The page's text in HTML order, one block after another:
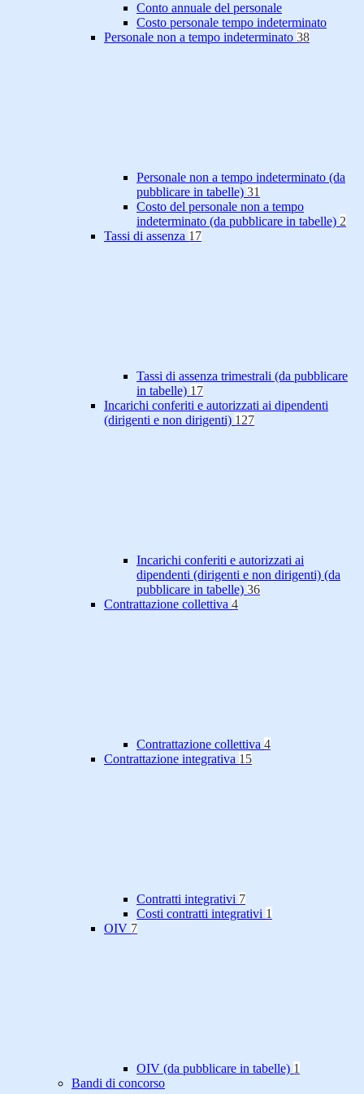
Conto annuale del personale
Costo personale tempo indeterminato
Personale non a tempo indeterminato 38
Personale non a tempo indeterminato (da
pubblicare in tabelle) 31
Costo del personale non a tempo
indeterminato (da pubblicare in tabelle) 2
Tassi di assenza 17
Tassi di assenza trimestrali (da pubblicare
in tabelle) 17
Incarichi conferiti e autorizzati ai dipendenti
(dirigenti e non dirigenti) 127
Incarichi conferiti e autorizzati ai
dipendenti (dirigenti e non dirigenti) (da
pubblicare in tabelle) 36
Contrattazione collettiva 4
Contrattazione collettiva 4
Contrattazione integrativa 15
Contratti integrativi 7
Costi contratti integrativi 1
OIV 7
OIV (da pubblicare in tabelle) 1
Bandi di concorso